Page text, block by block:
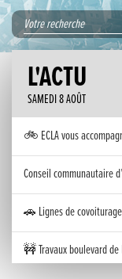
L'ACTU
SAMEDI 8 AOÛT
🚲 ECLA vous
Conseil communautaire
🚗 Lignes de
🚧 Travaux boulevard de